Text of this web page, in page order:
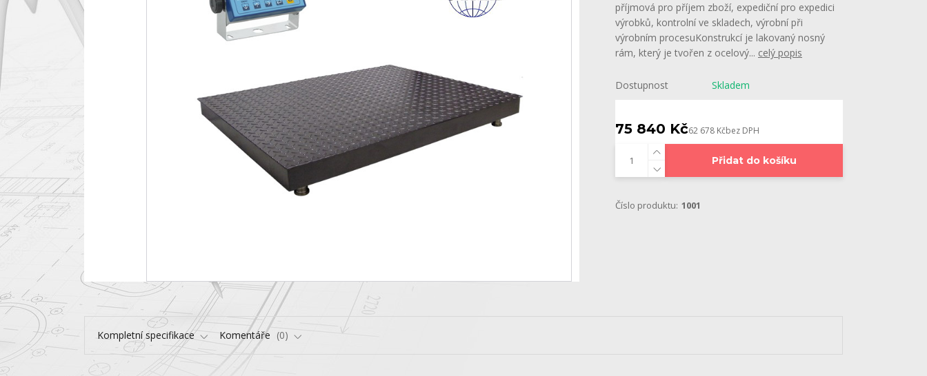
příjmová pro příjem zboží, expediční pro expedici
výrobků, kontrolní ve skladech, výrobní při
výrobním procesuKonstrukcí je lakovaný nosný
rám, který je tvořen z ocelový... celý popis
Dostupnost Skladem
75 840 Kč62 678 Kčbez DPH
Přidat do košíku
Číslo produktu: 1001
Kompletní specifikace Komentáře 0